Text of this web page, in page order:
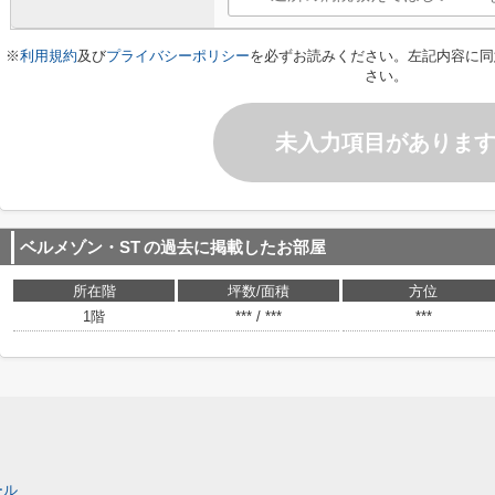
※利用規約及びプライバシーポリシーを必ずお読みください。左記内容に
さい。
未入力項目があります
ベルメゾン・STの過去に掲載したお部屋
所在階 坪数/面積
方位
1階
*** / *** ***
ル